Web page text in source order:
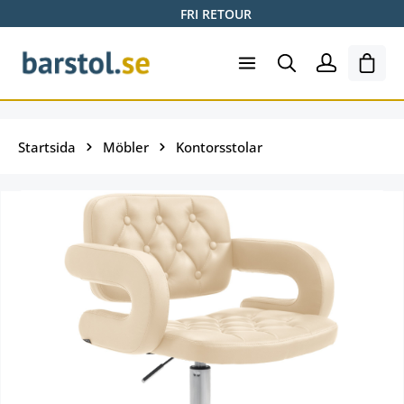
FRI RETOUR
Startsida Möbler Kontorsstolar